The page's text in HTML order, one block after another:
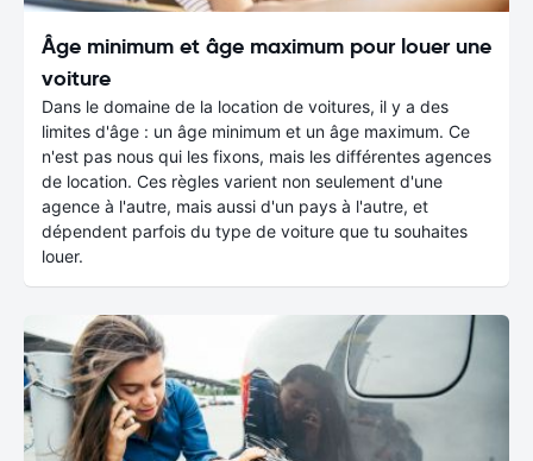
Âge minimum et âge maximum pour louer une
voiture
Dans le domaine de la location de voitures, il y a des
limites d'âge : un âge minimum et un âge maximum. Ce
n'est pas nous qui les fixons, mais les différentes agences
de location. Ces règles varient non seulement d'une
agence à l'autre, mais aussi d'un pays à l'autre, et
dépendent parfois du type de voiture que tu souhaites
louer.